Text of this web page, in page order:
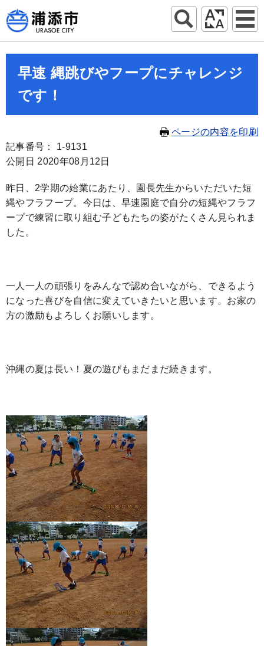
早速 縄跳びやフープにチャレンジ
です！
ページの内容を印刷
記事番号： 1-9131
公開日 2020年08月12日
昨日、2学期の始業にあたり、園長先生からいただいた短
縄やフラフープ。今日は、早速園庭で自分の短縄やフラフ
ープで練習に取り組む子どもたちの姿がたくさん見られま
した。
一人一人の頑張りをみんなで認め合いながら、できるよう
になった喜びを自信に変えていきたいと思います。お家の
方の激励もよろしくお願いします。
沖縄の夏は長い！夏の遊びもまだまだ続きます。